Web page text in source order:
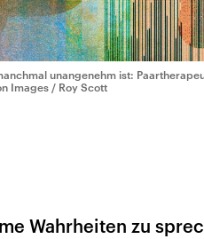
unangenehm ist:
Images / Roy Scott
Wahrheiten zu